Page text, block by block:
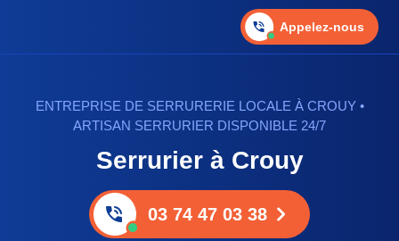
Appelez-nous
ENTREPRISE DE SERRURERIE LOCALE À CROUY •
ARTISAN SERRURIER DISPONIBLE 24/7
Serrurier à Crouy
03 74 47 03 38